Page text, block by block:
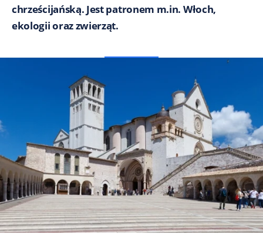
chrześcijańską. Jest patronem m.in. Włoch,
ekologii oraz zwierząt.